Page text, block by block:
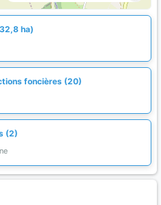
ha)
foncières (20)
(2)